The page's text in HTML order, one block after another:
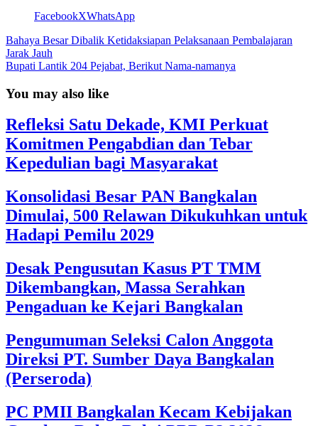
FacebookXWhatsApp
Bahaya Besar Dibalik Ketidaksiapan Pelaksanaan Pembalajaran
Jarak Jauh
Bupati Lantik 204 Pejabat, Berikut Nama-namanya
You may also like
Refleksi Satu Dekade, KMI Perkuat
Komitmen Pengabdian dan Tebar
Kepedulian bagi Masyarakat
Konsolidasi Besar PAN Bangkalan
Dimulai, 500 Relawan Dikukuhkan untuk
Hadapi Pemilu 2029
Desak Pengusutan Kasus PT TMM
Dikembangkan, Massa Serahkan
Pengaduan ke Kejari Bangkalan
Pengumuman Seleksi Calon Anggota
Direksi PT. Sumber Daya Bangkalan
(Perseroda)
PC PMII Bangkalan Kecam Kebijakan